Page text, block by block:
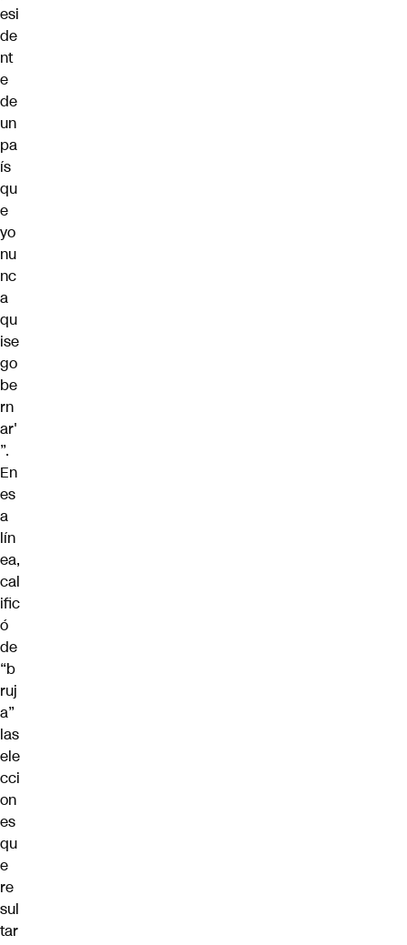
esi
de
nt
e
de
un
pa
ís
qu
e
yo
nu
nc
a
qu
ise
go
be
rn
ar'
”.
En
es
a
lín
ea,
cal
ific
ó
de
“b
ruj
a”
las
ele
cci
on
es
qu
e
re
sul
tar